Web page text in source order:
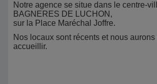
Notre agence se situe dans le centre-
BAGNERES DE LUCHON,
sur la Place Maréchal Joffre.
Nos locaux sont récents et nous
accueillir.